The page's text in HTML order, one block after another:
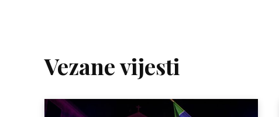
Vezane vijesti